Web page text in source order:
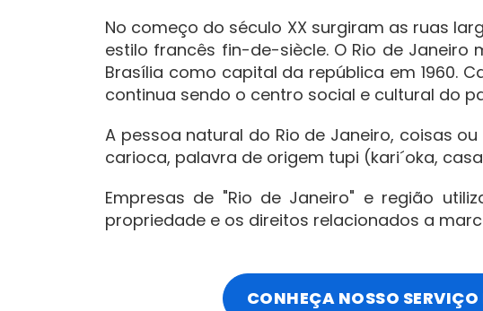
No começo do século XX surgiram as ruas
estilo francês fin-de-siècle. O Rio de
Brasília como capital da república em 1960.
continua sendo o centro social e cultural do
A pessoa natural do Rio de Janeiro, coisas
carioca, palavra de origem tupi (kari´oka,
Empresas de "Rio de Janeiro" e região
propriedade e os direitos relacionados a
CONHEÇA NOSSO